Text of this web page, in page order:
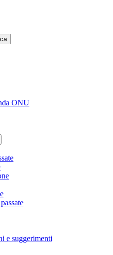
ONU
e suggerimenti